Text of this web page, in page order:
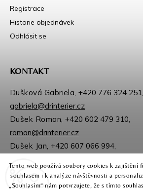
Tento web používá soubory cookies k zajištění
souhlasem i k analýze návštěvnosti a
„Souhlasím“ nám potvrzujete, že s tímto
Registrace
Historie objednávek
Odhlásit se
KONTAKT
Dušková Gabriela,+420 776 324 251,
gabriela@drinterier.cz
Dušek Roman,+420 602 479 310,
roman@drinterier.cz
Dušek Jan,+420 607 066 994,
Sledujte nás na Facebooku
Instagram